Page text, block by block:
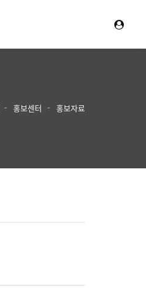
홍보센터 홍보자료